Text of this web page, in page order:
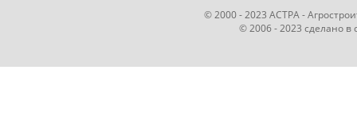
© 2000 - 2023 АСТРА -
© 2006 - 2023 сделано в